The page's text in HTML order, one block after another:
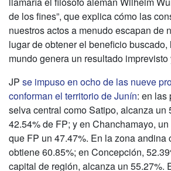
de los fines”, que explica cómo las
nuestros actos a menudo escapan de
lugar de obtener el beneficio
mundo genera un resultado
JP se impuso en ocho de las nueve
conforman el territorio de Junín: en las
selva central como Satipo, alcanza un
42.54% de FP; y en Chanchamayo,
que FP un 47.47%. En la zona andina
obtiene 60.85%; en Concepción,
capital de región, alcanza un 55.27%.